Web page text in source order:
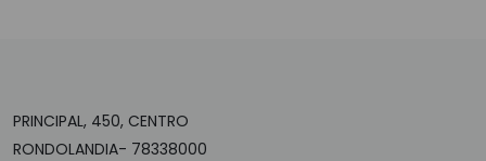
PRINCIPAL, 450, CENTRO
RONDOLANDIA- 78338000